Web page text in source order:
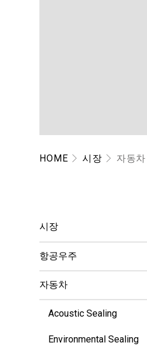
HOME 시장 자동차
시장
항공우주
자동차
Acoustic Sealing
Environmental Sealing